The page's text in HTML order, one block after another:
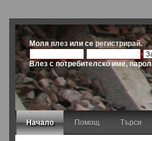
Молявлез или серегистрирай.
Влез с потребителско име,
Начало Помощ Търси